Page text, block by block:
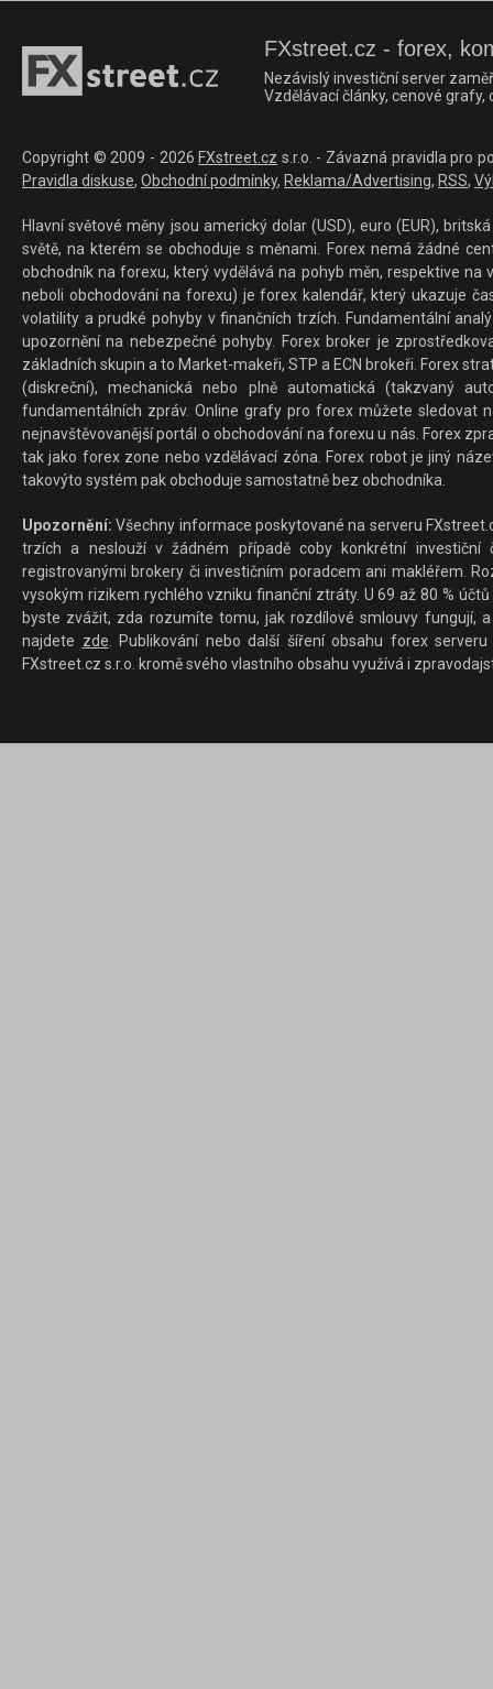
FXstreet.cz - forex,
Nezávislý investiční server
Vzdělávací články, cenové
Copyright © 2009 - 2026 FXstreet.cz s.r.o. - Závazná pravidla pro
Pravidla diskuse, Obchodní podmínky, Reklama/Advertising, RSS,
Hlavní světové měny jsou americký dolar (USD), euro (EUR),
světě, na kterém se obchoduje s měnami. Forex nemá žádné
obchodník na forexu, který vydělává na pohyb měn, respektive
neboli obchodování na forexu) je forex kalendář, který ukazuje
volatility a prudké pohyby v finančních trzích. Fundamentální
upozornění na nebezpečné pohyby. Forex broker je
základních skupin a to Market-makeři, STP a ECN brokeři. Forex
(diskreční), mechanická nebo plně automatická (takzvaný
fundamentálních zpráv. Online grafy pro forex můžete sledovat
nejnavštěvovanější portál o obchodování na forexu u nás. Forex
tak jako forex zone nebo vzdělávací zóna. Forex robot je jiný
takovýto systém pak obchoduje samostatně bez obchodníka.
Upozornění: Všechny informace poskytované na serveru
trzích a neslouží v žádném případě coby konkrétní investiční
registrovanými brokery či investičním poradcem ani makléřem.
vysokým rizikem rychlého vzniku finanční ztráty. U 69 až 80 %
byste zvážit, zda rozumíte tomu, jak rozdílové smlouvy fungují,
najdete zde. Publikování nebo další šíření obsahu forex
FXstreet.cz s.r.o. kromě svého vlastního obsahu využívá i